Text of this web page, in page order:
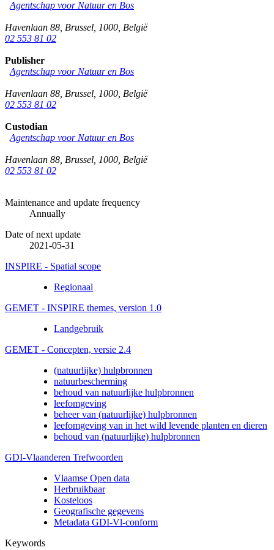
Agentschap voor Natuur en Bos
Havenlaan 88 Brussel 1000 België
02 553 81 02
Publisher
Agentschap voor Natuur en Bos
Havenlaan 88 Brussel 1000 België
02 553 81 02
Custodian
Agentschap voor Natuur en Bos
Havenlaan 88 Brussel 1000 België
02 553 81 02
Maintenance and update frequency
Annually
Date of next update
2021-05-31
INSPIRE - Spatial scope
Regionaal
GEMET - INSPIRE themes, version 1.0
Landgebruik
GEMET - Concepten, versie 2.4
(natuurlijke) hulpbronnen
natuurbescherming
behoud van natuurlijke hulpbronnen
leefomgeving
beheer van (natuurlijke) hulpbronnen
leefomgeving van in het wild levende planten en dieren
behoud van (natuurlijke) hulpbronnen
GDI-Vlaanderen Trefwoorden
Vlaamse Open data
Herbruikbaar
Kosteloos
Geografische gegevens
Metadata GDI-Vl-conform
Keywords